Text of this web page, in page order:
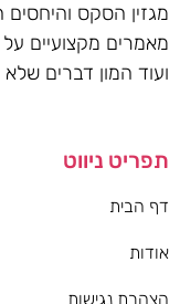
מגזין הסקס והיחסים
מאמרים מקצועיים על
ועוד המון דברים
תפריט ניווט
דף הבית
אודות
הצהרת נגישות